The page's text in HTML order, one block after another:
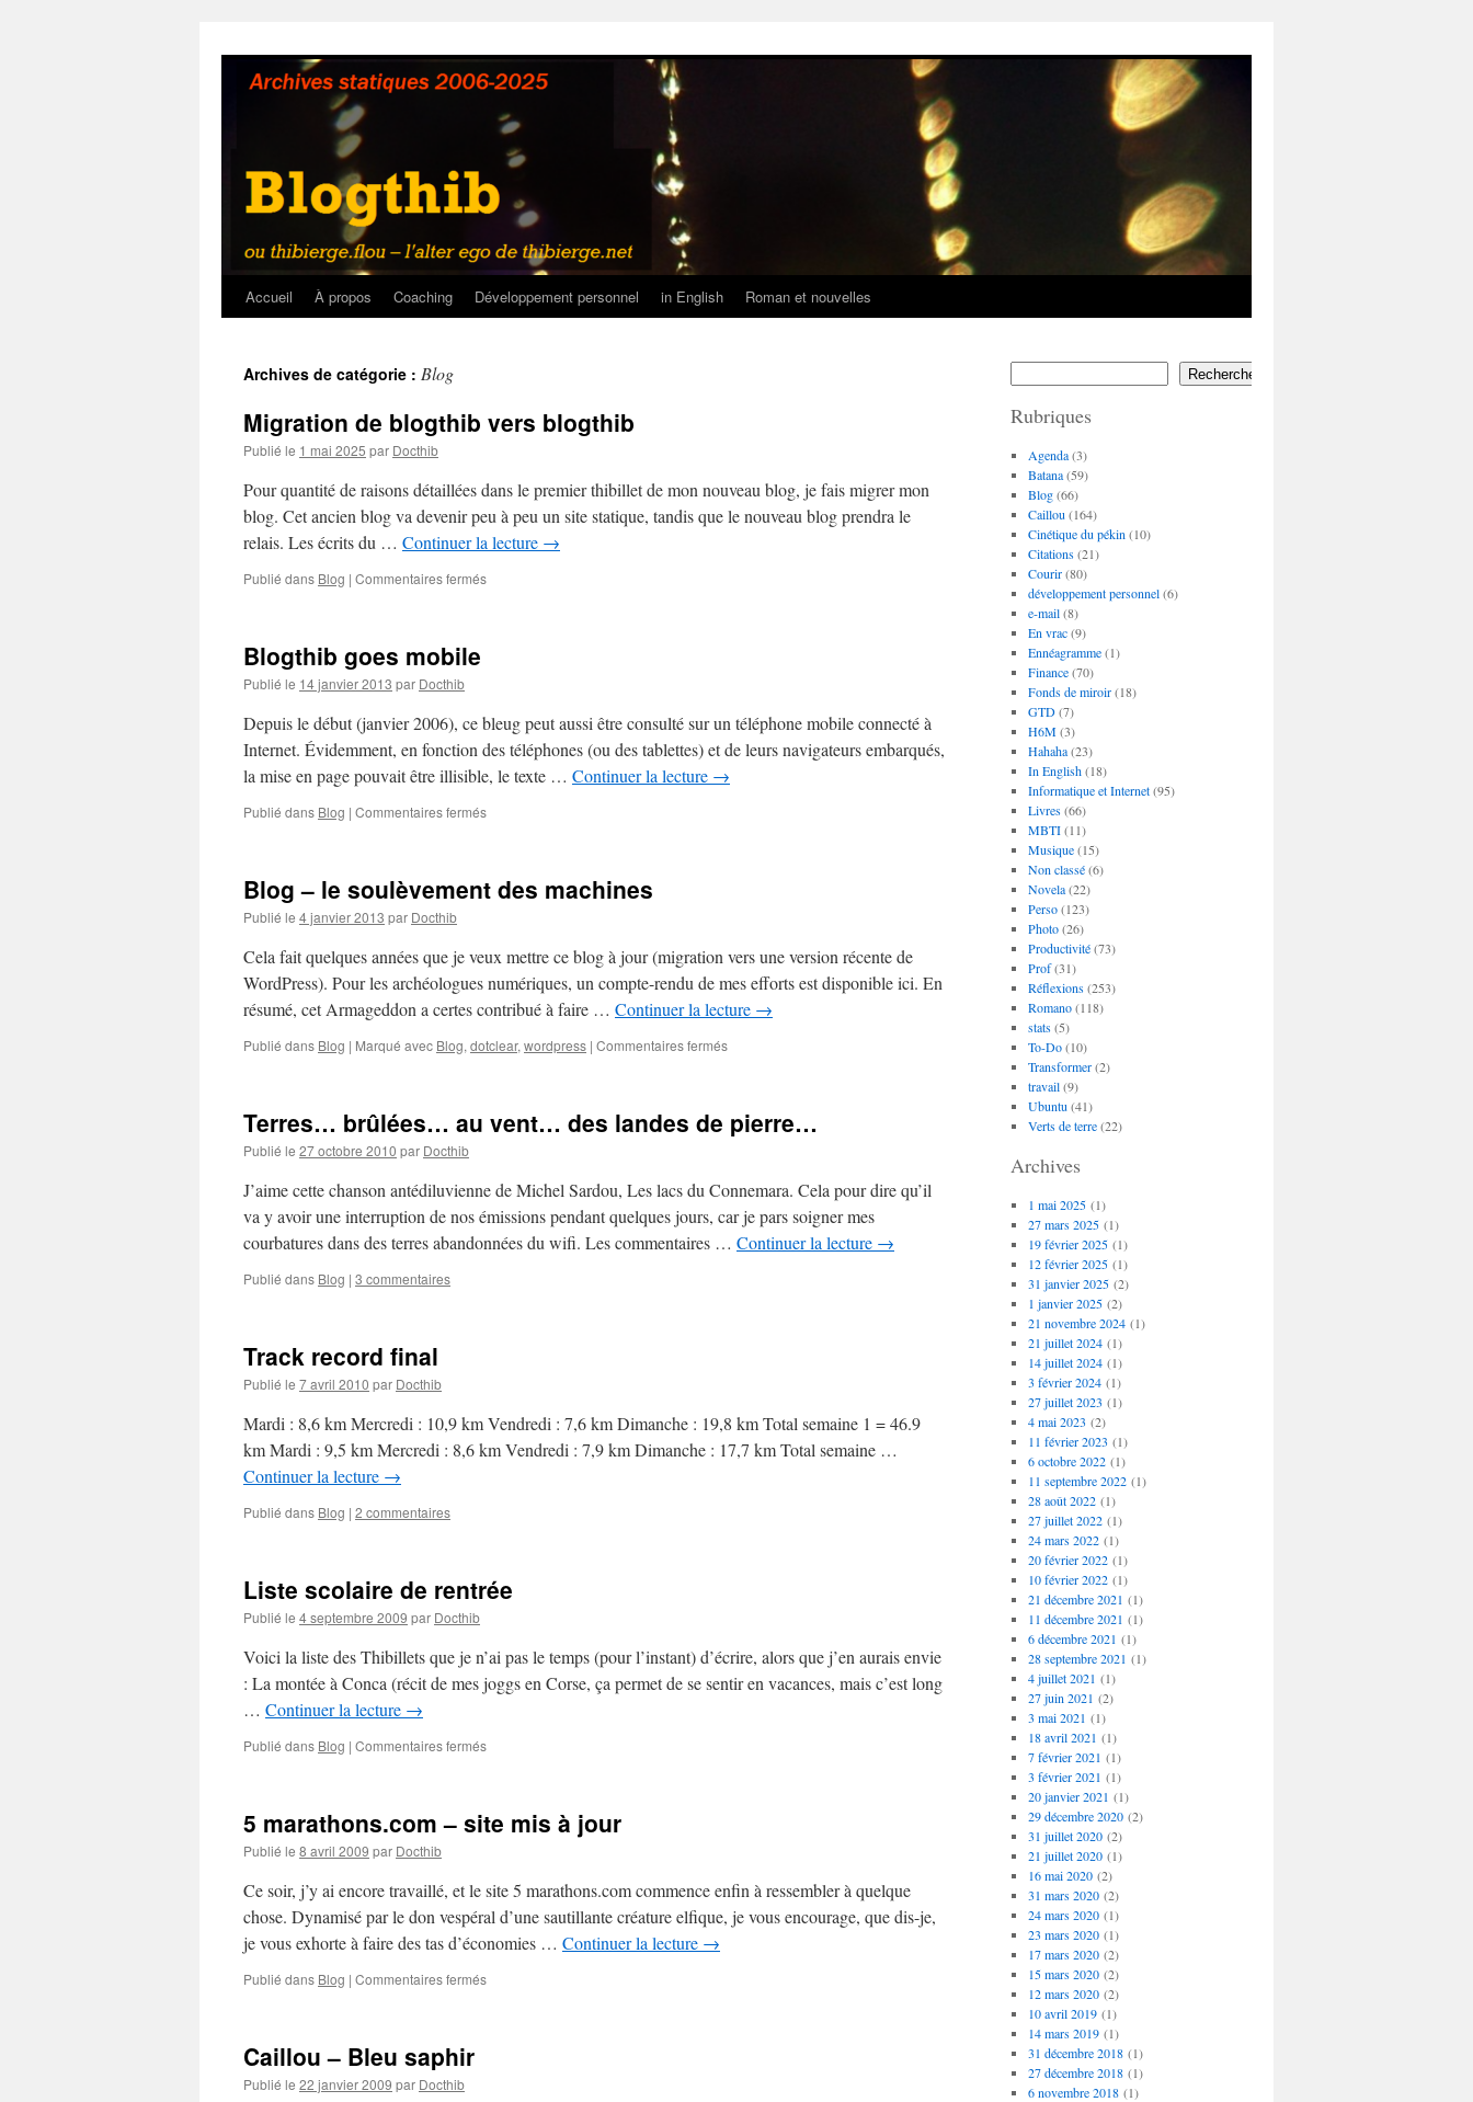
contenu
Accueil À propos Coaching Développement personnel in English Roman et nouvelles
Archives de catégorie : Blog
Migration de blogthib vers blogthib
Publié le 1 mai 2025 par Docthib
Pour quantité de raisons détaillées dans le premier thibillet de mon nouveau blog, je fais migrer mon
blog. Cet ancien blog va devenir peu à peu un site statique, tandis que le nouveau blog prendra le
relais. Les écrits du … Continuer la lecture →
Publié dans Blog | Commentaires ferméssur
Blogthib goes mobile
Publié le 14 janvier 2013 par Docthib
Depuis le début (janvier 2006), ce bleug peut aussi être consulté sur un téléphone mobile connecté à
Internet. Évidemment, en fonction des téléphones (ou des tablettes) et de leurs navigateurs embarqués,
la mise en page pouvait être illisible, le texte … Continuer la lecture →
Publié dans Blog | Commentaires ferméssur
Blog – le soulèvement des machines
Publié le 4 janvier 2013 par Docthib
Cela fait quelques années que je veux mettre ce blog à jour (migration vers une version récente de
WordPress). Pour les archéologues numériques, un compte-rendu de mes efforts est disponible ici. En
résumé, cet Armageddon a certes contribué à faire … Continuer la lecture →
Publié dans Blog | Marqué avec Blog, dotclear, wordpress | Commentaires ferméssur
soulèvement
des
Terres… brûlées… au vent… des landes de pierre…
Publié le 27 octobre 2010 par Docthib
J’aime cette chanson antédiluvienne de Michel Sardou, Les lacs du Connemara. Cela pour dire qu’il
va y avoir une interruption de nos émissions pendant quelques jours, car je pars soigner mes
courbatures dans des terres abandonnées du wifi. Les commentaires … Continuer la lecture →
Publié dans Blog | 3 commentaires
Track record final
Publié le 7 avril 2010 par Docthib
Mardi : 8,6 km Mercredi : 10,9 km Vendredi : 7,6 km Dimanche : 19,8 km Total semaine 1 = 46.9
km Mardi : 9,5 km Mercredi : 8,6 km Vendredi : 7,9 km Dimanche : 17,7 km Total semaine …
Continuer la lecture →
Publié dans Blog | 2 commentaires
Liste scolaire de rentrée
Publié le 4 septembre 2009 par Docthib
Voici la liste des Thibillets que je n’ai pas le temps (pour l’instant) d’écrire, alors que j’en aurais envie
: La montée à Conca (récit de mes joggs en Corse, ça permet de se sentir en vacances, mais c’est long
… Continuer la lecture →
Publié dans Blog | Commentaires ferméssur
rentrée
5 marathons.com – site mis à jour
Publié le 8 avril 2009 par Docthib
Ce soir, j’y ai encore travaillé, et le site 5 marathons.com commence enfin à ressembler à quelque
chose. Dynamisé par le don vespéral d’une sautillante créature elfique, je vous encourage, que dis-je,
je vous exhorte à faire des tas d’économies … Continuer la lecture →
Publié dans Blog | Commentaires ferméssur
Caillou – Bleu saphir
Publié le 22 janvier 2009 par Docthib
Rechercher
Rubriques
Agenda(3)
Batana(59)
Blog(66)
Caillou (164)
Cinétique du pékin (10)
Citations(21)
Courir(80)
développement personnel(6)
e-mail(8)
En vrac(9)
Ennéagramme(1)
Finance(70)
Fonds de miroir(18)
GTD(7)
H6M(3)
Hahaha(23)
In English(18)
Informatique et Internet(95)
Livres(66)
MBTI(11)
Musique(15)
Non classé(6)
Novela(22)
Perso(123)
Photo(26)
Productivité(73)
Prof(31)
Réflexions(253)
Romano(118)
stats(5)
To-Do(10)
Transformer(2)
travail(9)
Ubuntu (41)
Verts de terre(22)
Archives
1 mai 2025(1)
27 mars 2025(1)
19 février 2025(1)
12 février 2025(1)
31 janvier 2025(2)
1 janvier 2025(2)
21 novembre 2024(1)
21 juillet 2024(1)
14 juillet 2024(1)
3 février 2024(1)
27 juillet 2023 (1)
4 mai 2023 (2)
11 février 2023 (1)
6 octobre 2022(1)
11 septembre 2022(1)
28 août 2022(1)
27 juillet 2022(1)
24 mars 2022(1)
20 février 2022(1)
10 février 2022(1)
21 décembre 2021 (1)
11 décembre 2021 (1)
6 décembre 2021 (1)
28 septembre 2021 (1)
4 juillet 2021 (1)
27 juin 2021 (2)
3 mai 2021 (1)
18 avril 2021 (1)
7 février 2021 (1)
3 février 2021 (1)
20 janvier 2021 (1)
29 décembre 2020(2)
31 juillet 2020(2)
21 juillet 2020(1)
16 mai 2020(2)
31 mars 2020(2)
24 mars 2020(1)
23 mars 2020(1)
17 mars 2020(2)
15 mars 2020(2)
12 mars 2020(2)
10 avril 2019(1)
14 mars 2019(1)
31 décembre 2018(1)
27 décembre 2018(1)
6 novembre 2018(1)